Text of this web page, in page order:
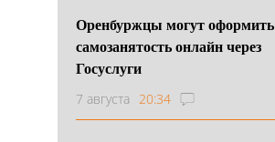
Оренбуржцы могут оформить
самозанятость онлайн через
Госуслуги
7 августа 20:34